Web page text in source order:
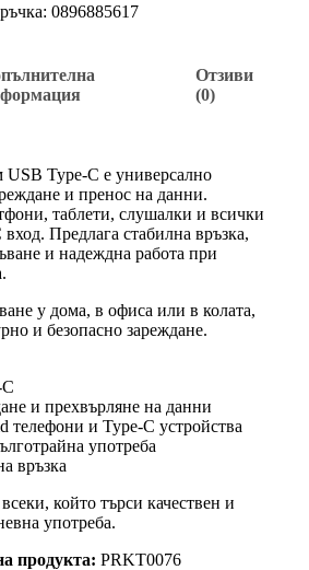
0896885617
Отзиви
(0)
USB Type-C е универсално
и пренос на данни.
таблети, слушалки и всички
Предлага стабилна връзка,
и надеждна работа при
у дома, в офиса или в колата,
и безопасно зареждане.
и прехвърляне на данни
телефони и Type-C устройства
употреба
връзка
който търси качествен и
употреба.
продукта: PRKT0076